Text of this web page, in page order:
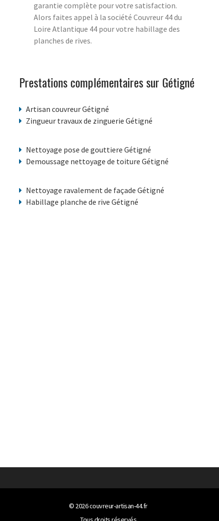
garantie complète pour votre satisfaction.
Alors faites appel à la société Couvreur 44 du
Loire Atlantique 44 pour votre habillage des
planches de rives.
Prestations complémentaires sur Gétigné
Artisan couvreur Gétigné
Zingueur travaux de zinguerie Gétigné
Nettoyage pose de gouttiere Gétigné
Demoussage nettoyage de toiture Gétigné
Nettoyage ravalement de façade Gétigné
Habillage planche de rive Gétigné
© 2026couvreur-artisan-44.fr